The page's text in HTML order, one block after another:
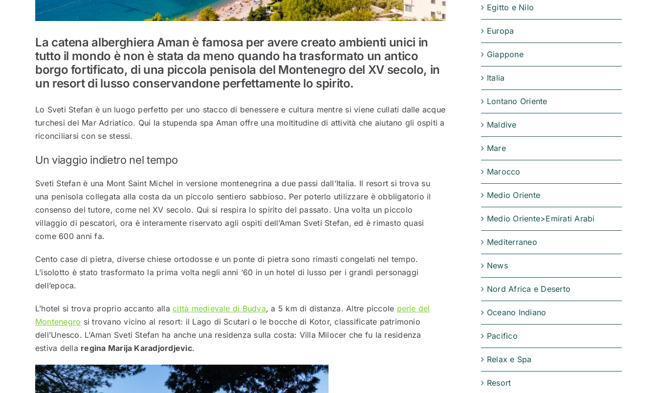
La catena alberghiera Aman è famosa per avere creato ambienti unici in
tutto il mondo è non è stata da meno quando ha trasformato un antico
borgo fortificato, di una piccola penisola del Montenegro del XV secolo, in
un resort di lusso conservandone perfettamente lo spirito.
Lo Sveti Stefan è un luogo perfetto per uno stacco di benessere e cultura mentre si viene cullati dalle acque
turchesi del Mar Adriatico. Qui la stupenda spa Aman offre una moltitudine di attività che aiutano gli ospiti a
riconciliarsi con se stessi.
Un viaggio indietro nel tempo
Sveti Stefan è una Mont Saint Michel in versione montenegrina a due passi dall’Italia. Il resort si trova su
una penisola collegata alla costa da un piccolo sentiero sabbioso. Per poterlo utilizzare è obbligatorio il
consenso del tutore, come nel XV secolo. Qui si respira lo spirito del passato. Una volta un piccolo
villaggio di pescatori, ora è interamente riservato agli ospiti dell’Aman Sveti Stefan, ed è rimasto quasi
come 600 anni fa.
Cento case di pietra, diverse chiese ortodosse e un ponte di pietra sono rimasti congelati nel tempo.
L’isolotto è stato trasformato la prima volta negli anni ‘60 in un hotel di lusso per i grandi personaggi
dell’epoca.
L’hotel si trova proprio accanto allacittà medievale di Budva, a 5 km di distanza. Altre piccole perle del
Montenegro si trovano vicino al resort: il Lago di Scutari o le bocche di Kotor, classificate patrimonio
dell’Unesco. L’Aman Sveti Stefan ha anche una residenza sulla costa: Villa Milocer che fu la residenza
estiva della regina Marija Karadjordjevic.
Egitto e Nilo
Europa
Giappone
Italia
Lontano Oriente
Maldive
Mare
Marocco
Medio Oriente
Medio Oriente>Emirati Arabi
Mediterraneo
News
Nord Africa e Deserto
Oceano Indiano
Pacifico
Relax e Spa
Resort